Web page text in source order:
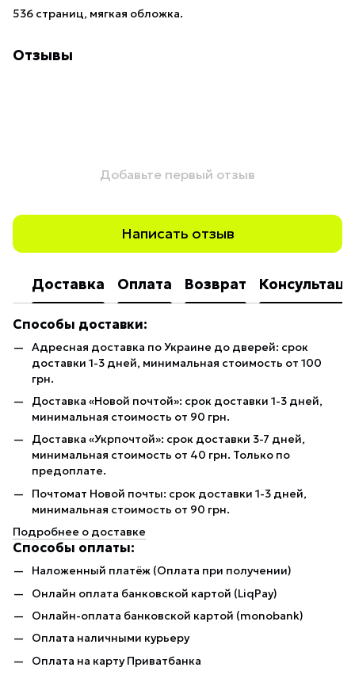
536 страниц, мягкая обложка.
Отзывы
Добавьте первый отзыв
Написать отзыв
Доставка Оплата Возврат
Способы доставки:
Адресная доставка по Украине до дверей: срок
доставки 1-3 дней, минимальная стоимость от 100
грн.
Доставка «Новой почтой»: срок доставки 1-3 дней,
минимальная стоимость от 90 грн.
Доставка «Укрпочтой»: срок доставки 3-7 дней,
минимальная стоимость от 40 грн. Только по
предоплате.
Почтомат Новой почты: срок доставки 1-3 дней,
минимальная стоимость от 90 грн.
Подробнее о доставке
Способы оплаты:
Наложенный платёж (Оплата при получении)
Онлайн оплата банковской картой (LiqPay)
Онлайн-оплата банковской картой (monobank)
Оплата наличными курьеру
Оплата на карту Приватбанка